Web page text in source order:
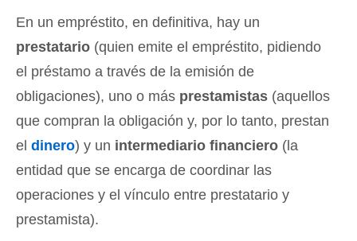
En un empréstito, en definitiva, hay un
prestatario (quien emite el empréstito, pidiendo
el préstamo a través de la emisión de
obligaciones), uno o más prestamistas (aquellos
que compran la obligación y, por lo tanto, prestan
el dinero) y un intermediario financiero (la
entidad que se encarga de coordinar las
operaciones y el vínculo entre prestatario y
prestamista).